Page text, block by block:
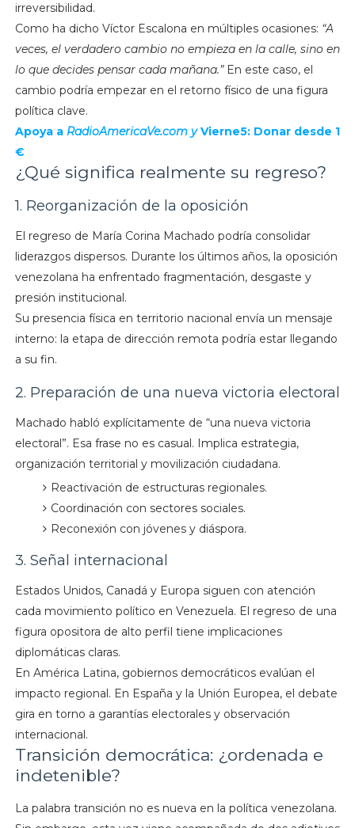
irreversibilidad.
Como ha dicho Víctor Escalona en múltiples ocasiones: “A
veces, el verdadero cambio no empieza en la calle, sino en
lo que decides pensar cada mañana.”En este caso, el
cambio podría empezar en el retorno físico de una figura
política clave.
Apoya a RadioAmericaVe.com yVierne5: Donar desde 1
€
¿Qué significa realmente su regreso?
1. Reorganización de la oposición
El regreso de María Corina Machado podría consolidar
liderazgos dispersos. Durante los últimos años, la oposición
venezolana ha enfrentado fragmentación, desgaste y
presión institucional.
Su presencia física en territorio nacional envía un mensaje
interno: la etapa de dirección remota podría estar llegando
a su fin.
2. Preparación de una nueva victoria electoral
Machado habló explícitamente de “una nueva victoria
electoral”. Esa frase no es casual. Implica estrategia,
organización territorial y movilización ciudadana.
Reactivación de estructuras regionales.
Coordinación con sectores sociales.
Reconexión con jóvenes y diáspora.
3. Señal internacional
Estados Unidos, Canadá y Europa siguen con atención
cada movimiento político en Venezuela. El regreso de una
figura opositora de alto perfil tiene implicaciones
diplomáticas claras.
En América Latina, gobiernos democráticos evalúan el
impacto regional. En España y la Unión Europea, el debate
gira en torno a garantías electorales y observación
internacional.
Transición democrática: ¿ordenada e
indetenible?
La palabra transición no es nueva en la política venezolana.